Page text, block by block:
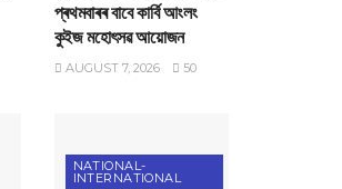
প্ৰথমবাৰৰ বাবে কাৰ্বি আংলং
কুইজ মহোৎসৱ আয়োজন
AUGUST 7, 2026 50
NATIONAL-
INTERNATIONAL